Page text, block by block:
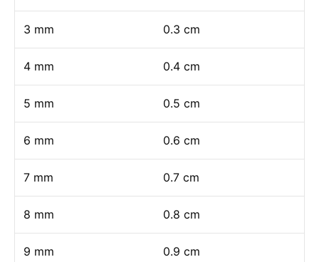
3 mm 0.3 cm
4 mm 0.4 cm
5 mm 0.5 cm
6 mm 0.6 cm
7 mm 0.7 cm
8 mm 0.8 cm
9 mm 0.9 cm